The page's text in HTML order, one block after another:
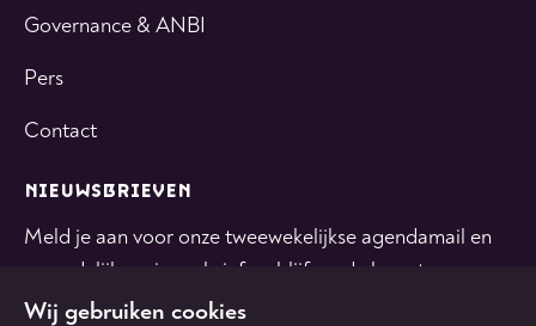
Governance & ANBI
Pers
Contact
NIEUWSBRIEVEN
Meld je aan voor onze tweewekelijkse agendamail en
maandelijkse nieuwsbrief en blijf op de hoogte.
Wij gebruiken cookies